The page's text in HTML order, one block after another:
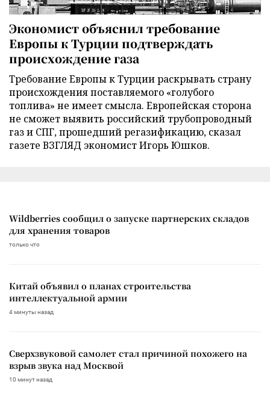
Экономист объяснил требование
Европы к Турции подтверждать
происхождение газа
Требование Европы к Турции раскрывать страну
происхождения поставляемого «голубого
топлива» не имеет смысла. Европейская сторона
не сможет выявить российский трубопроводный
газ и СПГ, прошедший регазификацию, сказал
газете ВЗГЛЯД экономист Игорь Юшков.
Wildberries сообщил о запуске партнерских складов
для хранения товаров
только что
Китай объявил о планах строительства
интеллектуальной армии
4 минуты назад
Сверхзвуковой самолет стал причиной похожего на
взрыв звука над Москвой
10 минут назад